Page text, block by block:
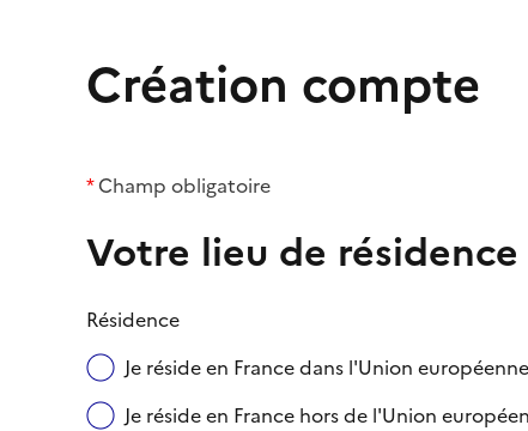
Création compte
*Champ obligatoire
Votre lieu de résidence
Résidence
Je réside en France dans l'Union
Je réside en France hors de l'Union